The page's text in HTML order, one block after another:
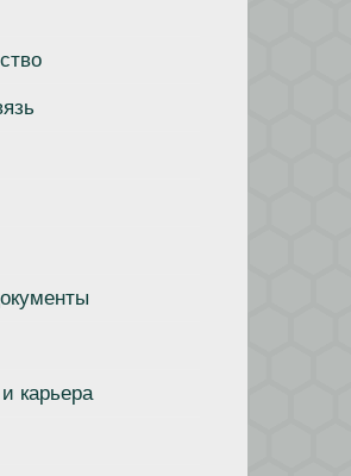
карьера